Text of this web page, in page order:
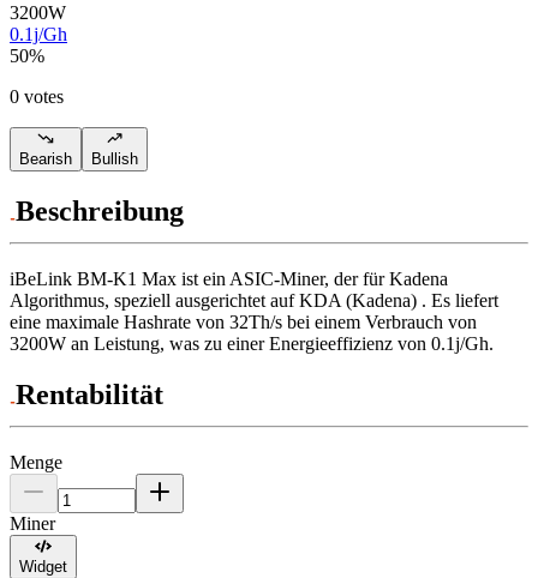
3200W
0.1j/Gh
50%
0 votes
Bearish Bullish
Beschreibung
iBeLink BM-K1 Max ist ein ASIC-Miner, der für Kadena
Algorithmus, speziell ausgerichtet auf KDA (Kadena) . Es liefert
eine maximale Hashrate von 32Th/s bei einem Verbrauch von
3200W an Leistung, was zu einer Energieeffizienz von 0.1j/Gh.
Rentabilität
Menge
Miner
Widget